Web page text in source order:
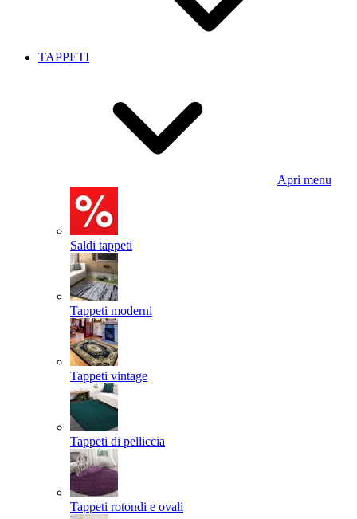
TAPPETI
Apri menu
Saldi tappeti
Tappeti moderni
Tappeti vintage
Tappeti di pelliccia
Tappeti rotondi e ovali